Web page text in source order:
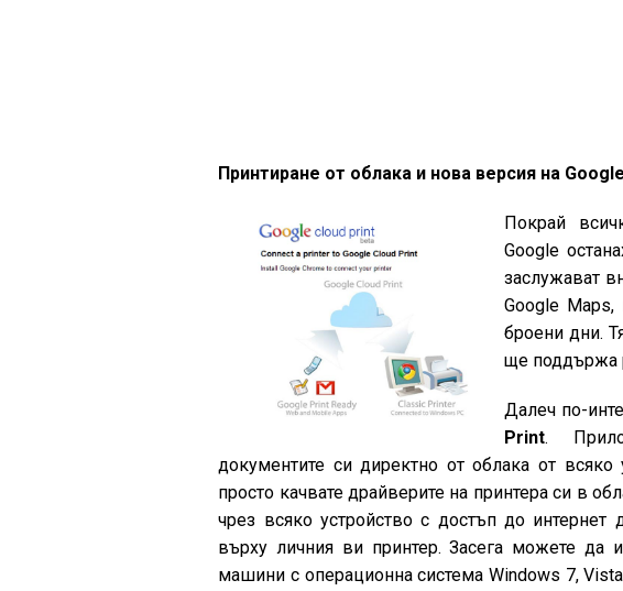
Принтиране от облака и нова версия на
Покрай
Google
заслужават
Google Maps,
броени дни.
ще поддържа
Далеч по-
Print.
документите си директно от облака от
просто качвате драйверите на принтера си в
чрез всяко устройство с достъп до
върху личния ви принтер. Засега можете да
машини с операционна система Windows 7,